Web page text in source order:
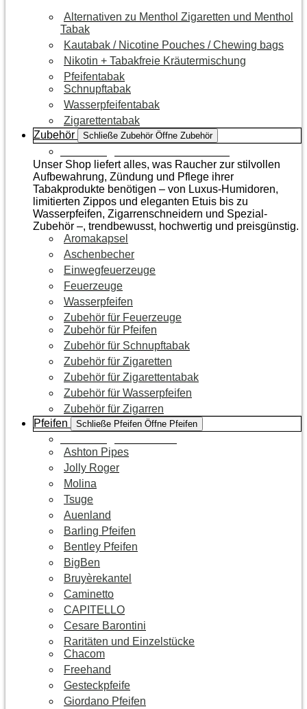
Alternativen zu Menthol Zigaretten und Menthol
Tabak
Kautabak / Nicotine Pouches / Chewing bags
Nikotin + Tabakfreie Kräutermischung
Pfeifentabak
Schnupftabak
Wasserpfeifentabak
Zigarettentabak
Zubehör
Schließe Zubehör Öffne Zubehör
Unser Shop liefert alles, was Raucher zur stilvollen
Aufbewahrung, Zündung und Pflege ihrer
Tabakprodukte benötigen – von Luxus-Humidoren,
limitierten Zippos und eleganten Etuis bis zu
Wasserpfeifen, Zigarrenschneidern und Spezial-
Zubehör –, trendbewusst, hochwertig und preisgünstig.
Aromakapsel
Aschenbecher
Einwegfeuerzeuge
Feuerzeuge
Wasserpfeifen
Zubehör für Feuerzeuge
Zubehör für Pfeifen
Zubehör für Schnupftabak
Zubehör für Zigaretten
Zubehör für Zigarettentabak
Zubehör für Wasserpfeifen
Zubehör für Zigarren
Pfeifen
Schließe Pfeifen Öffne Pfeifen
Ashton Pipes
Jolly Roger
Molina
Tsuge
Auenland
Barling Pfeifen
Bentley Pfeifen
BigBen
Bruyèrekantel
Caminetto
CAPITELLO
Cesare Barontini
Raritäten und Einzelstücke
Chacom
Freehand
Gesteckpfeife
Giordano Pfeifen